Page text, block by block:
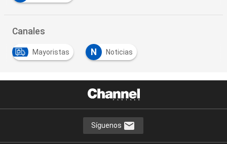
Canales
Mayoristas N Noticias
Síguenos